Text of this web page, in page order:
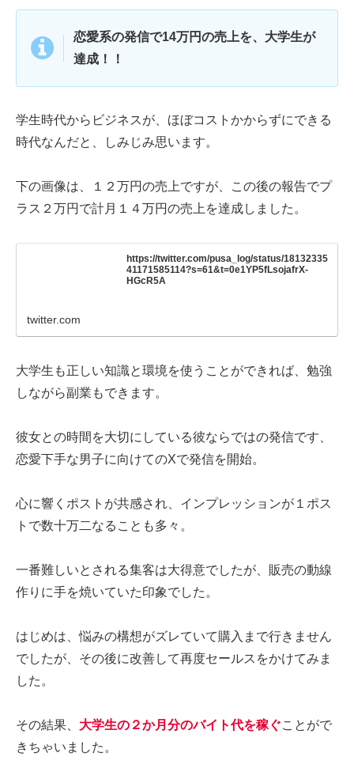
恋愛系の発信で14万円の売上を、大学生が
達成！！
学生時代からビジネスが、ほぼコストかからずにできる
時代なんだと、しみじみ思います。
下の画像は、１２万円の売上ですが、この後の報告でプ
ラス２万円で計月１４万円の売上を達成しました。
https://twitter.com/pusa_log/status/18132335
41171585114?s=61&t=0e1YP5fLsojafrX-
HGcR5A
twitter.com
大学生も正しい知識と環境を使うことができれば、勉強
しながら副業もできます。
彼女との時間を大切にしている彼ならではの発信です、
恋愛下手な男子に向けてのXで発信を開始。
心に響くポストが共感され、インプレッションが１ポス
トで数十万二なることも多々。
一番難しいとされる集客は大得意でしたが、販売の動線
作りに手を焼いていた印象でした。
はじめは、悩みの構想がズレていて購入まで行きません
でしたが、その後に改善して再度セールスをかけてみま
した。
その結果、 大学生の２か月分のバイト代を稼ぐことがで
きちゃいました。